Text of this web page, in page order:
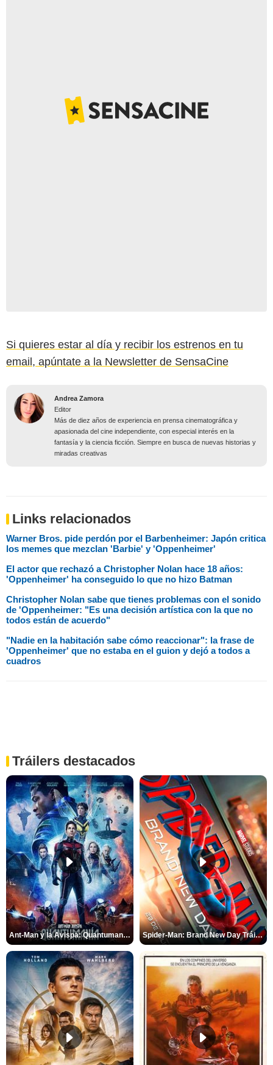
Si quieres estar al día y recibir los estrenos en tu
email, apúntate a la Newsletter de SensaCine
Andrea Zamora
Editor
Más de diez años de experiencia en prensa cinematográfica y
apasionada del cine independiente, con especial interés en la
fantasía y la ciencia ficción. Siempre en busca de nuevas historias y
miradas creativas
Links relacionados
Warner Bros. pide perdón por el Barbenheimer: Japón critica
los memes que mezclan 'Barbie' y 'Oppenheimer'
El actor que rechazó a Christopher Nolan hace 18 años:
'Oppenheimer' ha conseguido lo que no hizo Batman
Christopher Nolan sabe que tienes problemas con el sonido
de 'Oppenheimer: "Es una decisión artística con la que no
todos están de acuerdo"
"Nadie en la habitación sabe cómo reaccionar": la frase de
'Oppenheimer' que no estaba en el guion y dejó a todos a
cuadros
Tráilers destacados
Ant-Man y la Avispa: Quantumanía Tráiler (2) Spider-Man: Brand New Day Tráiler (3)